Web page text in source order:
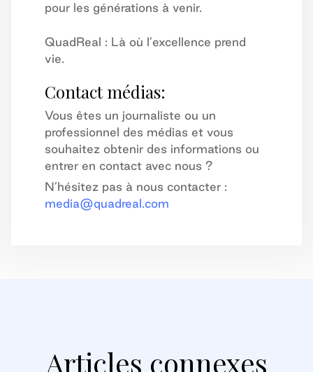
pour les générations à venir.
QuadReal : Là où l’excellence prend
vie.
Contact médias:
Vous êtes un journaliste ou un
professionnel des médias et vous
souhaitez obtenir des informations ou
entrer en contact avec nous ?
N’hésitez pas à nous contacter :
media@quadreal.com
Articles connexes